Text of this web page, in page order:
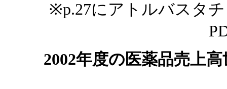
※p.27にアトルバスタ
2002年度の医薬品売上